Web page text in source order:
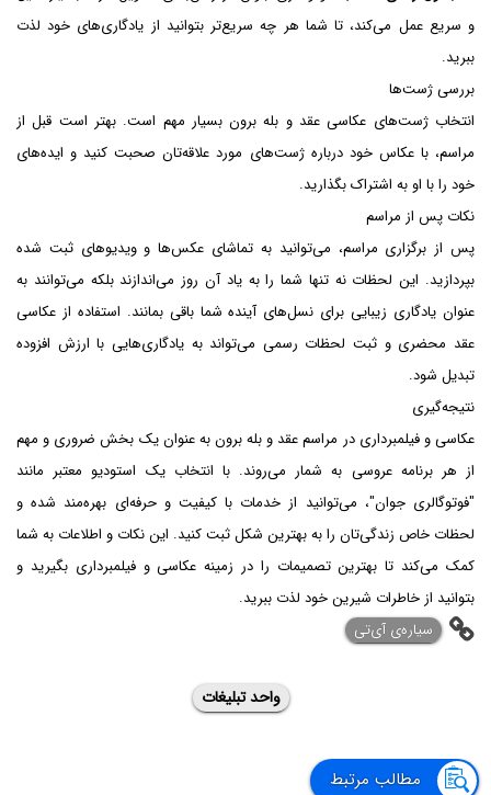
و سریع عمل می‌کند، تا شما هر چه سریع‌تر بتوانید از یادگاری‌های خود لذت
ببرید.
بررسی ژست‌ها
انتخاب ژست‌های عکاسی عقد و بله برون بسیار مهم است. بهتر است قبل از
مراسم، با عکاس خود درباره ژست‌های مورد علاقه‌تان صحبت کنید و ایده‌های
خود را با او به اشتراک بگذارید.
نکات پس از مراسم
پس از برگزاری مراسم، می‌توانید به تماشای عکس‌ها و ویدیوهای ثبت شده
بپردازید. این لحظات نه تنها شما را به یاد آن روز می‌اندازند بلکه می‌توانند به
عنوان یادگاری زیبایی برای نسل‌های آینده شما باقی بمانند. استفاده از عکاسی
عقد محضری و ثبت لحظات رسمی می‌تواند به یادگاری‌هایی با ارزش افزوده
تبدیل شود.
نتیجه‌گیری
عکاسی و فیلمبرداری در مراسم عقد و بله برون به عنوان یک بخش ضروری و مهم
از هر برنامه عروسی به شمار می‌روند. با انتخاب یک استودیو معتبر مانند
"فوتوگالری جوان"، می‌توانید از خدمات با کیفیت و حرفه‌ای بهره‌مند شده و
لحظات خاص زندگی‌تان را به بهترین شکل ثبت کنید. این نکات و اطلاعات به شما
کمک می‌کند تا بهترین تصمیمات را در زمینه عکاسی و فیلمبرداری بگیرید و
بتوانید از خاطرات شیرین خود لذت ببرید.
‌سیاره‌ی آی‌تی
واحد تبلیغات
مطالب مرتبط